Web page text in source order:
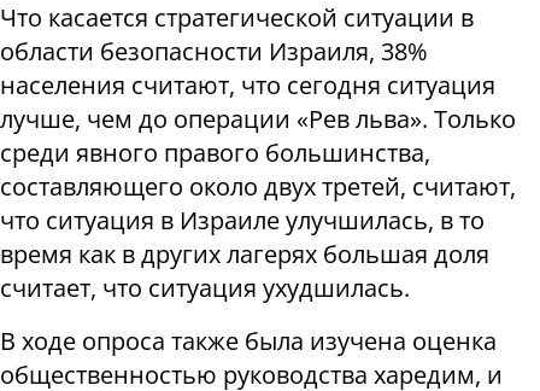
Что касается стратегической ситуации в
области безопасности Израиля, 38%
населения считают, что сегодня ситуация
лучше, чем до операции «Рев льва». Только
среди явного правого большинства,
составляющего около двух третей, считают,
что ситуация в Израиле улучшилась, в то
время как в других лагерях большая доля
считает, что ситуация ухудшилась.
В ходе опроса также была изучена оценка
общественностью руководства харедим, и